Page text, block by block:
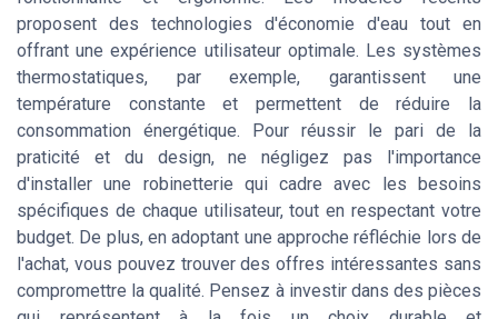
proposent des technologies d'économie d'eau tout en
offrant une expérience utilisateur optimale. Les systèmes
thermostatiques, par exemple, garantissent une
température constante et permettent de réduire la
consommation énergétique. Pour réussir le pari de la
praticité et du design, ne négligez pas l'importance
d'installer une robinetterie qui cadre avec les besoins
spécifiques de chaque utilisateur, tout en respectant votre
budget. De plus, en adoptant une approche réfléchie lors de
l'achat, vous pouvez trouver des offres intéressantes sans
compromettre la qualité. Pensez à investir dans des pièces